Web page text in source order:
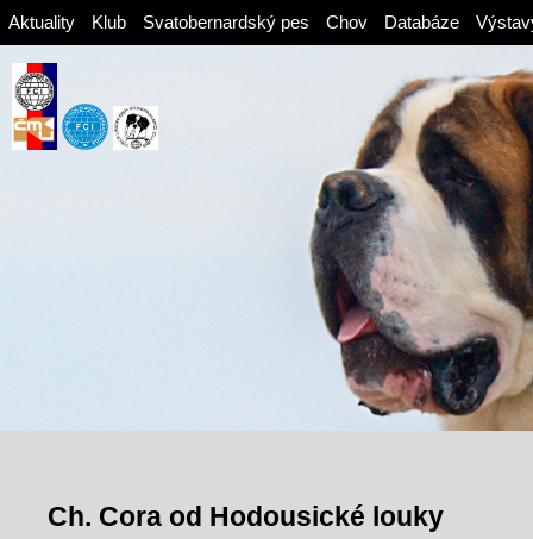
Aktuality Klub Svatobernardský pes Chov Databáze
Ch. Cora od Hodousické louky